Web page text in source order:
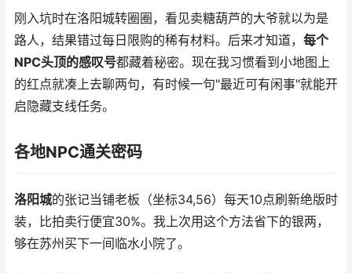
刚入坑时在洛阳城转圈圈，看见卖糖葫芦的大爷就以为是
路人，结果错过每日限购的稀有材料。后来才知道， 每个
NPC头顶的感叹号都藏着秘密。现在我习惯看到小地图上
的红点就凑上去聊两句，有时候一句"最近可有闲事"就能开
启隐藏支线任务。
各地NPC通关密码
洛阳城的张记当铺老板（坐标34,56）每天10点刷新绝版时
装，比拍卖行便宜30%。我上次用这个方法省下的银两，
够在苏州买下一间临水小院了。